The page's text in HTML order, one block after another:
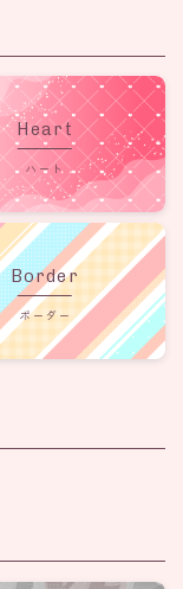
ハート
Heart
ボーダー
Border